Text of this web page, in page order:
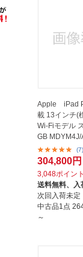
Apple iPad
載 13インチ(
Wi-Fiモデル
GB
(7)
304,800円
3,048ポイント
送料無料、
入
次回入荷未定
中古品1点
～